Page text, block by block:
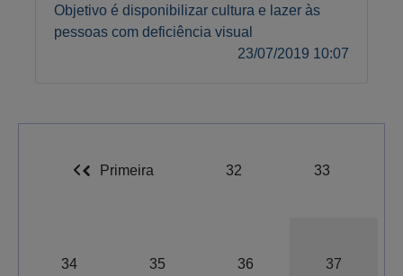
Objetivo é disponibilizar cultura e lazer às
pessoas com deficiência visual
23/07/2019 10:07
Primeira 32 33
34 35 36 37